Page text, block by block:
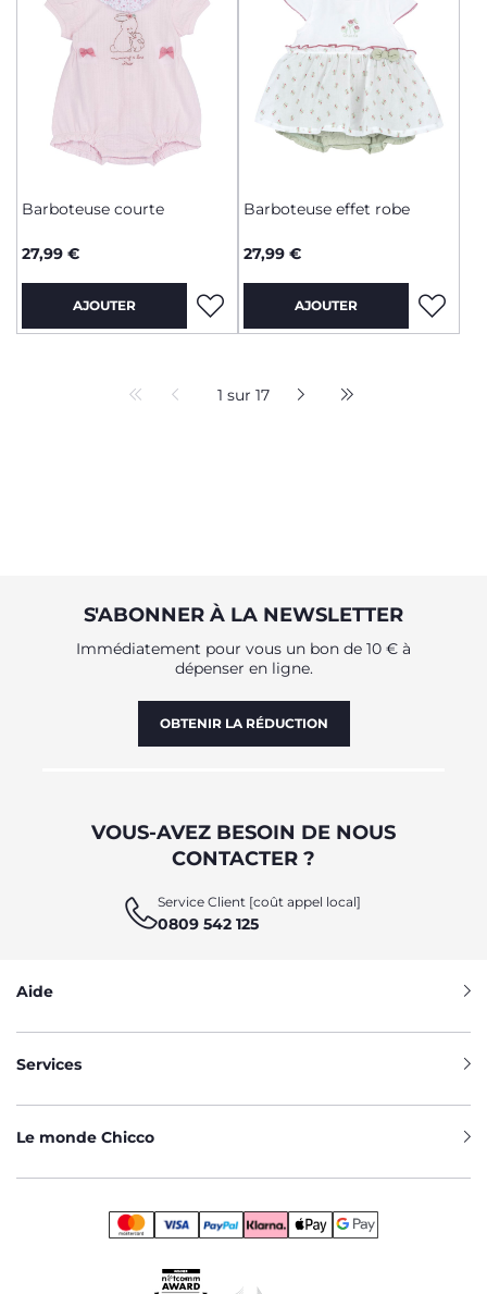
Barboteuse courte
27,99 €
AJOUTER
Barboteuse effet robe
27,99 €
AJOUTER
1 sur 17
S'ABONNER À LA NEWSLETTER
Immédiatement pour vous un bon de 10 € à
dépenser en ligne.
OBTENIR LA RÉDUCTION
VOUS-AVEZ BESOIN DE NOUS
CONTACTER ?
Service Client [coût appel local]
0809 542 125
Aide
Services
Le monde Chicco